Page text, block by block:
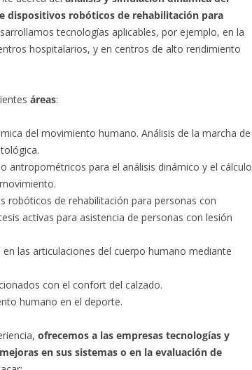
dispositivos robóticos de rehabilitación para
tecnologías aplicables, por ejemplo, en la
hospitalarios, y en centros de alto rendimiento
áreas:
del movimiento humano. Análisis de la marcha de
antropométricos para el análisis dinámico y el cálculo
robóticos de rehabilitación para personas con
activas para asistencia de personas con lesión
las articulaciones del cuerpo humano mediante
con el confort del calzado.
humano en el deporte.
ofrecemos a las empresas tecnologías y
en sus sistemas o en la evaluación de